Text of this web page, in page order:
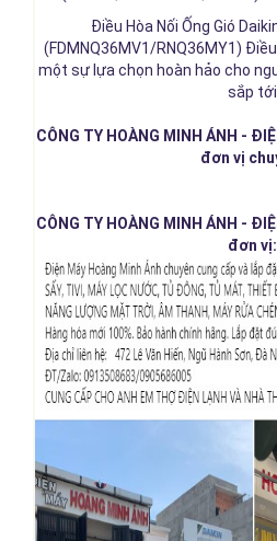
Điều Hòa Nối Ống Gió
(FDMNQ36MV1/RNQ36MY1)
một sự lựa chọn hoàn hảo cho
sắp
CÔNG TY HOÀNG MINH ÁNH -
đơn vị
CÔNG TY HOÀNG MINH ÁNH -
đơn vị: